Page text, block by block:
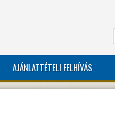
AJÁNLATTÉTELI FELHÍVÁS